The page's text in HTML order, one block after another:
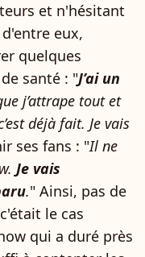
et n'hésitant
eux,
quelques
santé : "J’ai un
j’attrape tout et
déjà fait. Je vais
ses fans : "Il ne
Je vais
." Ainsi, pas de
le cas
qui a duré près